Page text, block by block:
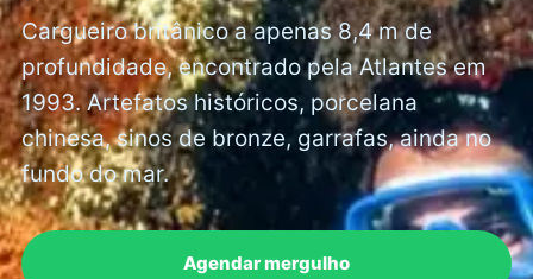
Cargueiro britânico a apenas 8,4 m de
profundidade, encontrado pela Atlantes em
1993. Artefatos históricos, porcelana
chinesa, sinos de bronze, garrafas, ainda no
fundo do mar.
Agendar mergulho